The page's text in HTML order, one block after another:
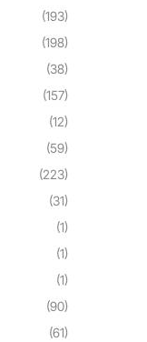
(193)
(198)
(38)
(157)
(12)
(59)
(223)
(31)
(1)
(1)
(1)
(90)
(61)